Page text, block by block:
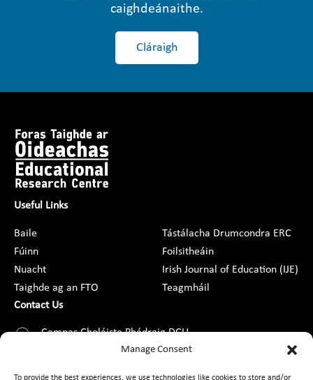
Manage Consent
To provide the best experiences, we use technologies like cookies to store and/or
caighdeánaithe.
Cláraigh
Useful Links
Baile
Fúinn
Nuacht
Taighde ag an FTO
Tástálacha Drumcondra ERC
Foilsitheáin
Irish Journal of Education (IJE)
Teagmháil
Contact Us
Campas Choláiste Phádraig DCU,
Droim Conrach, Baile Átha Cliath 9,